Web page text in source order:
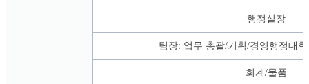
행정실장
팀장: 업무 총괄/기획/경영행정대
회계/물품